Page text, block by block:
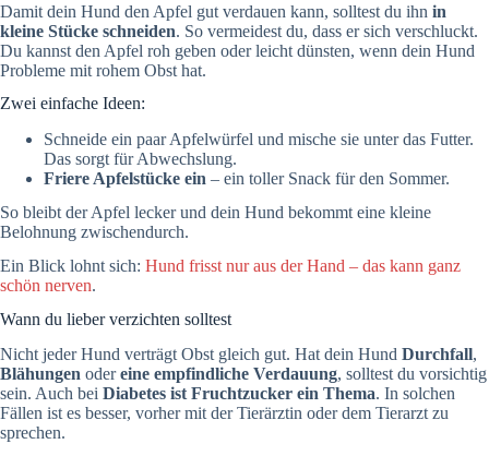
Damit dein Hund den Apfel gut verdauen kann, solltest du ihn in
kleine Stücke schneiden. So vermeidest du, dass er sich verschluckt.
Du kannst den Apfel roh geben oder leicht dünsten, wenn dein Hund
Probleme mit rohem Obst hat.
Zwei einfache Ideen:
Schneide ein paar Apfelwürfel und mische sie unter das Futter.
Das sorgt für Abwechslung.
Friere Apfelstücke ein – ein toller Snack für den Sommer.
So bleibt der Apfel lecker und dein Hund bekommt eine kleine
Belohnung zwischendurch.
Ein Blick lohnt sich: Hund frisst nur aus der Hand – das kann ganz
schön nerven.
Wann du lieber verzichten solltest
Nicht jeder Hund verträgt Obst gleich gut. Hat dein Hund Durchfall,
Blähungen odereine empfindliche Verdauung, solltest du vorsichtig
sein. Auch bei Diabetes ist Fruchtzucker ein Thema. In solchen
Fällen ist es besser, vorher mit der Tierärztin oder dem Tierarzt zu
sprechen.